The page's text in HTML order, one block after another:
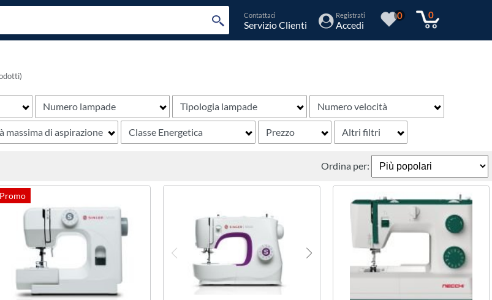
Contattaci
Servizio Clienti
Registrati
Accedi
0 0
Numero lampade Tipologia lampade Numero velocità
massima di aspirazione Classe Energetica Prezzo Altri filtri
Ordina per: